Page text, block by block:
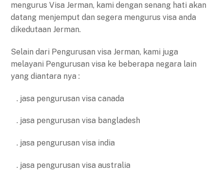
mengurus Visa Jerman, kami dengan senang hati akan
datang menjemput dan segera mengurus visa anda
dikedutaan Jerman.
Selain dari Pengurusan visa Jerman, kami juga
melayani Pengurusan visa ke beberapa negara lain
yang diantara nya :
. jasa pengurusan visa canada
. jasa pengurusan visa bangladesh
. jasa pengurusan visa india
. jasa pengurusan visa australia